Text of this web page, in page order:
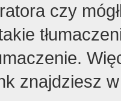
czy
znajdziesz